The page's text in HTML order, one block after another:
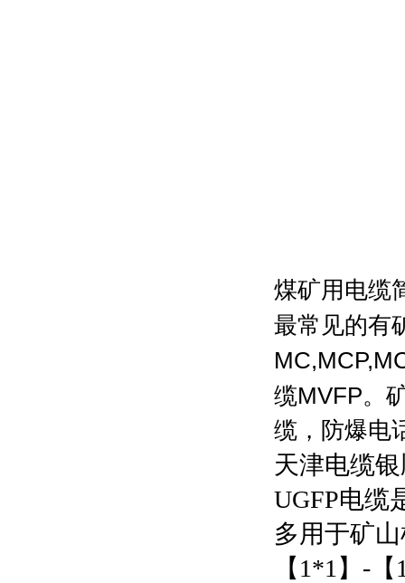
煤矿用电缆
最常见的有
缆MVFP。
缆，防爆电
天津电缆
UGFP电缆
多用于矿
【 1*1 】 - 【